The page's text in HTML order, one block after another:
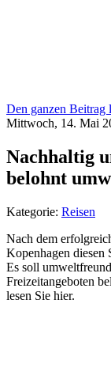
Den ganzen Beitrag
Mittwoch, 14. Mai
Nachhaltig
belohnt
Kategorie: Reisen
Nach dem
Kopenhagen diesen
Es soll
Freizeitangeboten
lesen Sie hier.